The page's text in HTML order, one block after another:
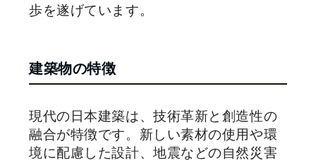
歩を遂げています。
建築物の特徴
現代の日本建築は、技術革新と創造性の
融合が特徴です。新しい素材の使用や環
境に配慮した設計、地震などの自然災害